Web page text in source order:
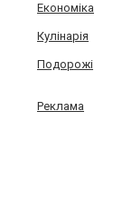
Економіка
Кулінарія
Подорожі
Реклама